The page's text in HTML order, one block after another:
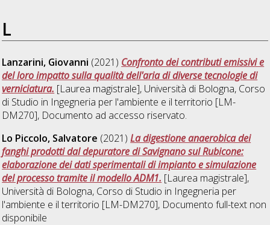
L
Lanzarini, Giovanni (2021) Confronto dei contributi emissivi e
del loro impatto sulla qualità dell'aria di diverse tecnologie di
verniciatura. [Laurea magistrale], Università di Bologna, Corso
di Studio in Ingegneria per l'ambiente e il territorio [LM-
DM270], Documento ad accesso riservato.
Lo Piccolo, Salvatore (2021)La digestione anaerobica dei
fanghi prodotti dal depuratore di Savignano sul Rubicone:
elaborazione dei dati sperimentali di impianto e simulazione
del processo tramite il modello ADM1. [Laurea magistrale],
Università di Bologna, Corso di Studio in Ingegneria per
l'ambiente e il territorio [LM-DM270], Documento full-text non
disponibile